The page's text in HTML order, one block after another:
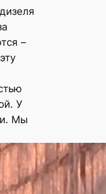
–
У
Мы